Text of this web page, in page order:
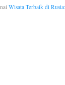
Wisata Terbaik di